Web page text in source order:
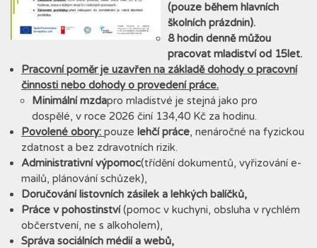
(pouze během hlavních
školních prázdnin).
8 hodin denně můžou
pracovat mladiství od 15let.
Pracovní poměr je uzavřen na základě dohody o pracovní
činnosti nebo dohody o provedení práce.
Minimální mzdapro mladistvé je stejná jako pro
dospělé, v roce 2026 činí 134,40 Kč za hodinu.
Povolené obory: pouze lehčí práce, nenáročné na fyzickou
zdatnost a bez zdravotních rizik.
Administrativní výpomoc(třídění dokumentů, vyřizování e-
mailů, plánování schůzek),
Doručování listovních zásilek a lehkých balíčků,
Práce v pohostinství(pomoc v kuchyni, obsluha v rychlém
občerstvení, ne s alkoholem),
Správa sociálních médií a webů,